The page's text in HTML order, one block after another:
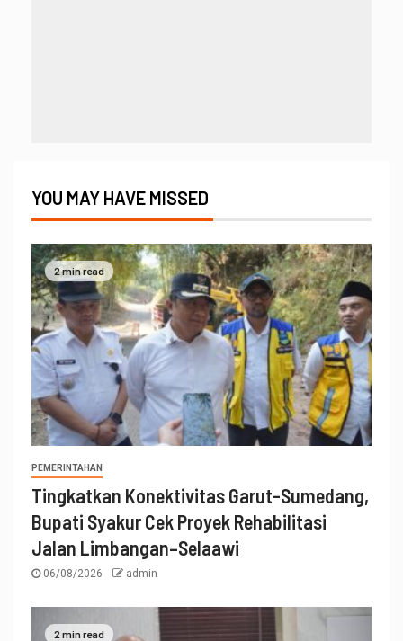
YOU MAY HAVE MISSED
2 min read
PEMERINTAHAN
Tingkatkan Konektivitas Garut-Sumedang,
Bupati Syakur Cek Proyek Rehabilitasi
Jalan Limbangan–Selaawi
06/08/2026 admin
2 min read